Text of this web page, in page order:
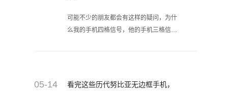
可能不少的朋友都会有这样的疑问，为什
么我的手机四格信号，他的手机三格信
05-14
看完这些历代努比亚无边框手机，